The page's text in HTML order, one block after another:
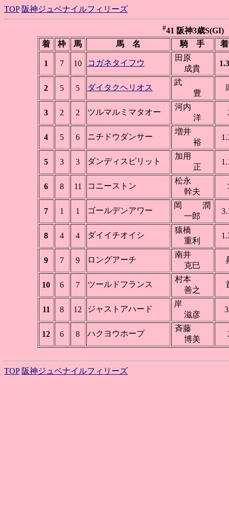
TOP 阪神ジュベナイルフィリーズ
#41 阪神3歳S(GI)
着
枠 馬 馬 名 騎 手
1 7 10 コガネタイフウ
田原
成貴
2 5 5 ダイタクヘリオス
武
豊
3 2 2 ツルマルミマタオー
河内
洋
4 5 6 ニチドウダンサー
増井
裕
5 3 3 ダンディスピリット
加用
正
6 8 11 コニーストン
松永
幹夫
7 1 1 ゴールデンアワー
岡 潤
一郎
8 4 4 ダイイチオイシ
猿橋
重利
9 7 9 ロングアーチ
南井
克巳
10 6 7 ツールドフランス
村本
善之
11 8 12 ジャストアハード
岸
滋彦
12 6 8 ハクヨウホープ
斉藤
博美
TOP 阪神ジュベナイルフィリーズ